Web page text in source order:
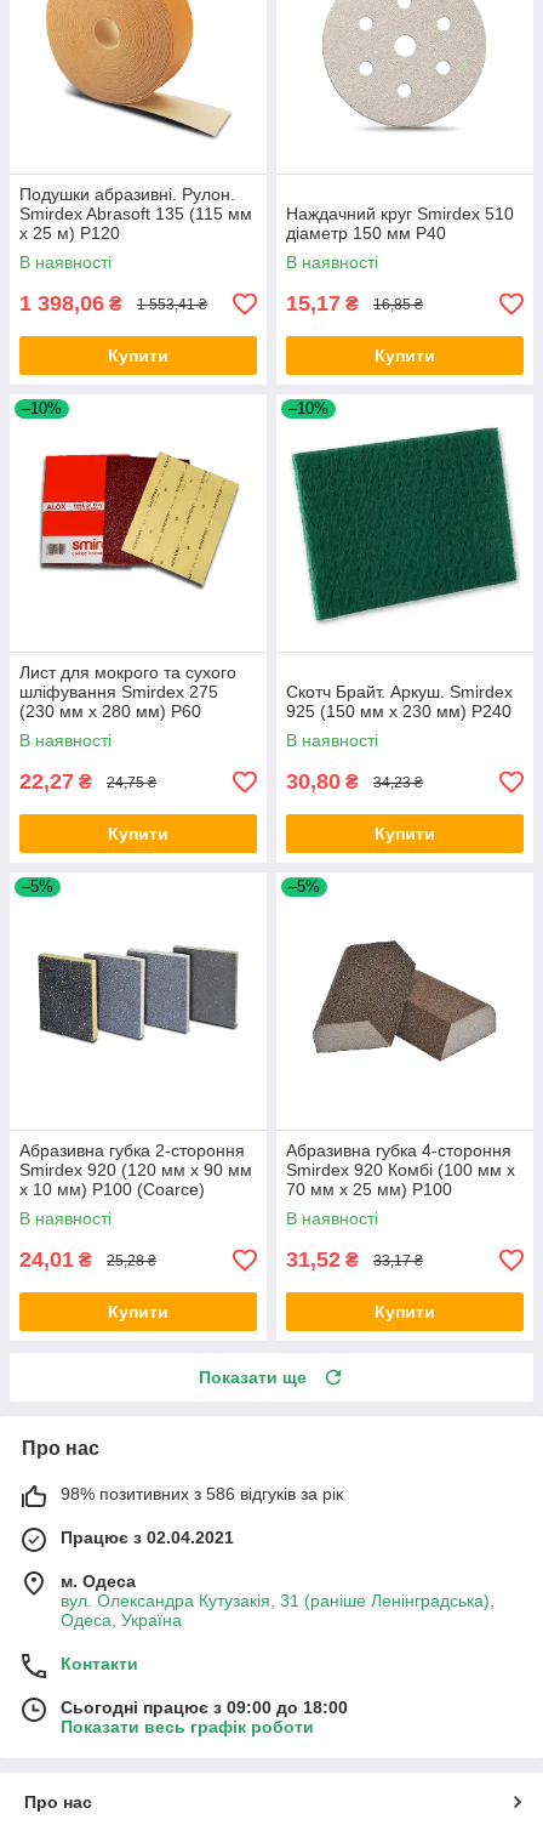
Подушки абразивні. Рулон.
Smirdex Abrasoft 135 (115 мм
x 25 м) Р120
В наявності
1 398,06 ₴ 1 553,41 ₴
Купити
Наждачний круг Smirdex 510
діаметр 150 мм P40
В наявності
15,17 ₴ 16,85 ₴
Купити
–10%
Лист для мокрого та сухого
шліфування Smirdex 275
(230 мм х 280 мм) Р60
В наявності
22,27 ₴ 24,75 ₴
Купити
–10%
Скотч Брайт. Аркуш. Smirdex
925 (150 мм x 230 мм) Р240
В наявності
30,80 ₴ 34,23 ₴
Купити
–5%
Абразивна губка 2-стороння
Smirdex 920 (120 мм x 90 мм
x 10 мм) Р100 (Coarce)
В наявності
24,01 ₴ 25,28 ₴
Купити
–5%
Абразивна губка 4-стороння
Smirdex 920 Комбі (100 мм x
70 мм x 25 мм) Р100
(Coarce)
В наявності
31,52 ₴ 33,17 ₴
Купити
Показати ще
Про нас
98% позитивних з 586 відгуків за рік
Працює з 02.04.2021
м. Одеса
вул. Олександра Кутузакія, 31 (раніше Ленінградська),
Одеса, Україна
Контакти
Сьогодні працює з 09:00 до 18:00
Показати весь графік роботи
Про нас